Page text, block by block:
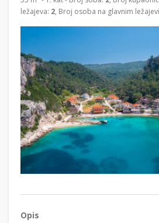
ležajeva: 2, Broj osoba na glavnim
Opis